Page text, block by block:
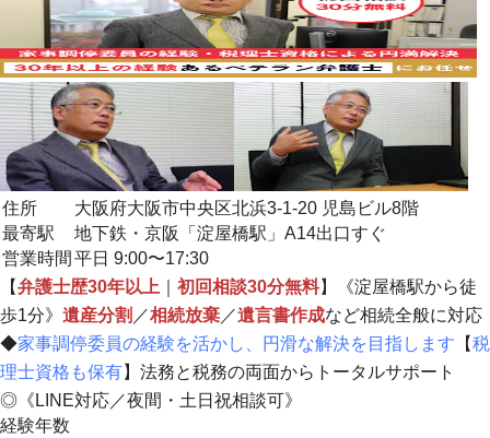
住所
大阪府大阪市中央区北浜3-1-20 児島ビル8階
最寄駅
地下鉄・京阪「淀屋橋駅」A14出口すぐ
営業時間 平日 9:00〜17:30
【弁護士歴30年以上 初回相談30分無料】《淀屋橋駅から徒
歩1分》 遺産分割 ／相続放棄 ／遺言書作成など相続全般に対応
◆家事調停委員の経験を活かし、円滑な解決を目指します 【税
理士資格も保有】 法務と税務の両面からトータルサポート
◎《LINE対応／夜間・土日祝相談可》
経験年数